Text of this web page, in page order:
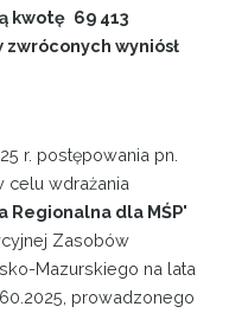
kwotę 69 413
zwróconych wyniósł
r. postępowania pn.
celu wdrażania
Regionalna dla MŚP"
Zasobów
Mazurskiego na lata
prowadzonego